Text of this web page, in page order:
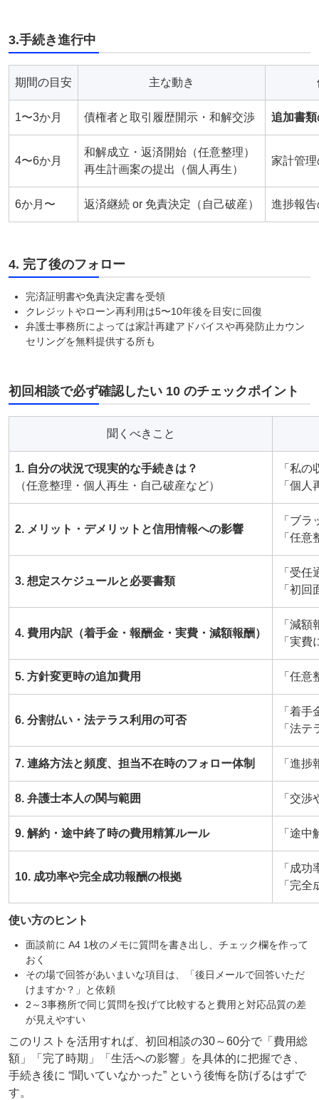
3.手続き進行中
期間の目安 主な動き
1〜3か月 債権者と取引履歴開示・和解交渉 追加書
4〜6か月
和解成立・返済開始（任意整理）
再生計画案の提出（個人再生）
家計管
6か月〜 返済継続 or 免責決定（自己破産） 進捗報
4. 完了後のフォロー
完済証明書や免責決定書を受領
クレジットやローン再利用は5〜10年後を目安に回復
弁護士事務所によっては家計再建アドバイスや再発防止カウン
セリングを無料提供する所も
初回相談で必ず確認したい 10 のチェックポイント
聞くべきこと
1. 自分の状況で現実的な手続きは？
（任意整理・個人再生・自己破産など）
「私
「個
2. メリット・デメリットと信用情報への影響
「ブ
「任
3. 想定スケジュールと必要書類
「受
「初
4. 費用内訳（着手金・報酬金・実費・減額報酬）
「減
「実
5. 方針変更時の追加費用 「任
6. 分割払い・法テラス利用の可否
「着
「法
7. 連絡方法と頻度、担当不在時のフォロー体制 「進
8. 弁護士本人の関与範囲 「交
9. 解約・途中終了時の費用精算ルール 「途
10. 成功率や完全成功報酬の根拠
「成
「完
使い方のヒント
面談前に A4 1枚のメモに質問を書き出し、チェック欄を作って
おく
その場で回答があいまいな項目は、「後日メールで回答いただ
けますか？」と依頼
2～3事務所で同じ質問を投げて比較すると費用と対応品質の差
が見えやすい
このリストを活用すれば、初回相談の30～60分で「費用総
額」「完了時期」「生活への影響」を具体的に把握でき、
手続き後に “聞いていなかった” という後悔を防げるはずで
す。